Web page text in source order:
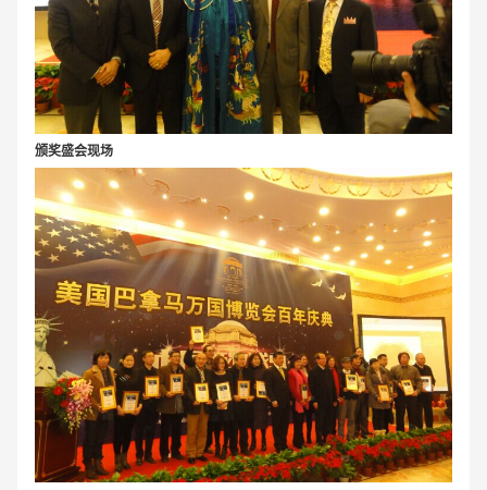
颁奖盛会现场